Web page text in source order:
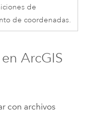
de
de coordenadas.
ArcGIS
con archivos